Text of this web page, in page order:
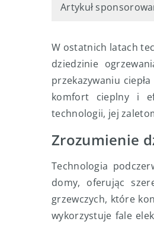
Artykuł
W ostatnich latach
dziedzinie
przekazywaniu
komfort cieplny i
technologii, jej
Zrozumienie
Technologia
domy, oferując
grzewczych, które
wykorzystuje fale